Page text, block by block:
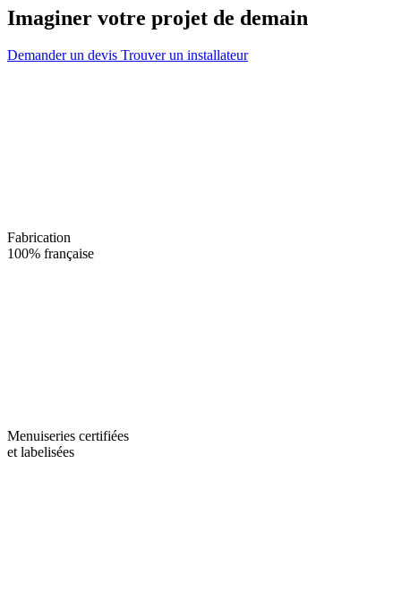
Imaginer votre projet de demain
Demander un devis Trouver un installateur
Fabrication
100% française
Menuiseries certifiées
et labelisées